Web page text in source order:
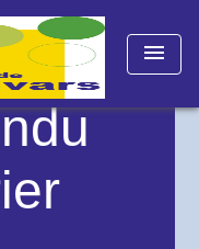
menu